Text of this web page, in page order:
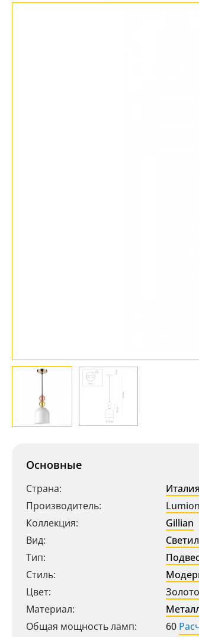
Контакты
Основные
Страна:
Италия
Производитель:
Lumion
Коллекция:
Gillian
Вид:
Тип:
Стиль:
Цвет:
Золото
Материал:
Общая мощность ламп:
60